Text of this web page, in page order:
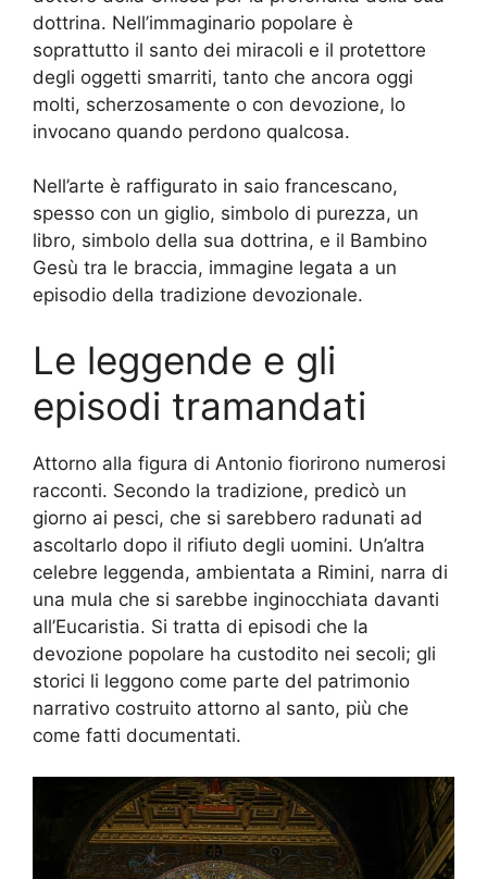
dottrina. Nell’immaginario popolare è
soprattutto il santo dei miracoli e il protettore
degli oggetti smarriti, tanto che ancora oggi
molti, scherzosamente o con devozione, lo
invocano quando perdono qualcosa.
Nell’arte è raffigurato in saio francescano,
spesso con un giglio, simbolo di purezza, un
libro, simbolo della sua dottrina, e il Bambino
Gesù tra le braccia, immagine legata a un
episodio della tradizione devozionale.
Le leggende e gli
episodi tramandati
Attorno alla figura di Antonio fiorirono numerosi
racconti. Secondo la tradizione, predicò un
giorno ai pesci, che si sarebbero radunati ad
ascoltarlo dopo il rifiuto degli uomini. Un’altra
celebre leggenda, ambientata a Rimini, narra di
una mula che si sarebbe inginocchiata davanti
all’Eucaristia. Si tratta di episodi che la
devozione popolare ha custodito nei secoli; gli
storici li leggono come parte del patrimonio
narrativo costruito attorno al santo, più che
come fatti documentati.